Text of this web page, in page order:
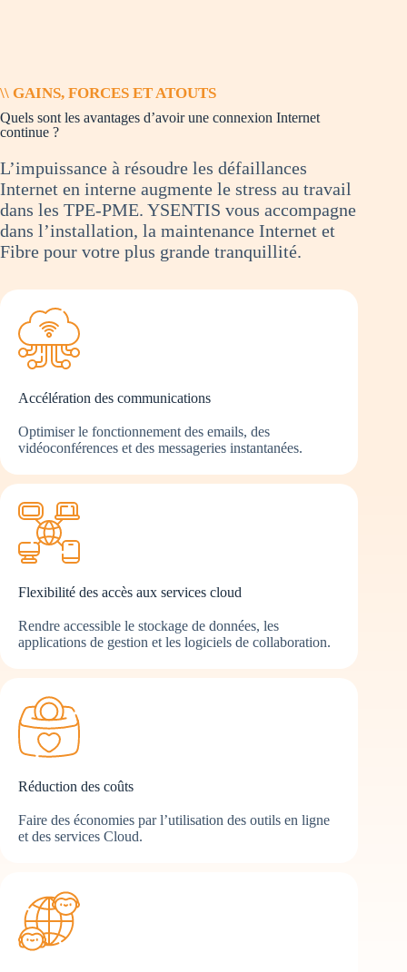
\\ GAINS, FORCES ET ATOUTS
Quels sont les avantages d’avoir une connexion Internet
continue ?
L’impuissance à résoudre les défaillances
Internet en interne augmente le stress au travail
dans les TPE-PME. YSENTIS vous accompagne
dans l’installation, la maintenance Internet et
Fibre pour votre plus grande tranquillité.
Accélération des communications
Optimiser le fonctionnement des emails, des
vidéoconférences et des messageries instantanées.
Flexibilité des accès aux services cloud
Rendre accessible le stockage de données, les
applications de gestion et les logiciels de collaboration.
Réduction des coûts
Faire des économies par l’utilisation des outils en ligne
et des services Cloud.